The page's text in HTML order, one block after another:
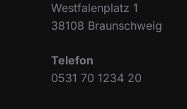
Westfalenplatz 1
38108 Braunschweig
Telefon
0531 70 1234 20